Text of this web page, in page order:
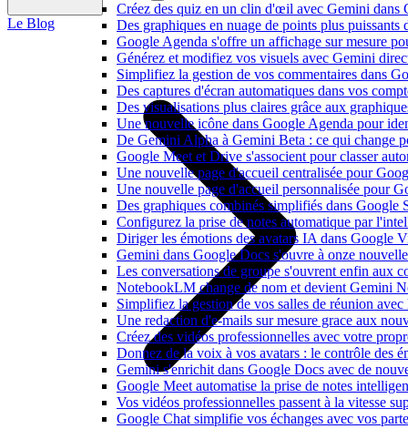
Créez des quiz en un clin d'œil avec Gemini dans
Des graphiques en nuage de points plus puissants
Google Agenda s'offre un affichage sur mesure
Générez et modifiez vos visuels avec Gemini
Simplifiez la gestion de vos commentaires dans
Des captures d'écran automatiques dans vos
Des visualisations plus claires grâce aux
Une nouvelle icône dans Google Agenda pour
De Gemini Alpha à Gemini Beta : ce qui change
Google Meet et Drive s'associent pour classer
Une nouvelle page d'accueil centralisée pour
Une nouvelle page d'accueil personnalisée pour
Des graphiques combinés simplifiés dans Google
Configurez la prise de notes automatique par
Diriger les émotions des avatars IA dans Google
Gemini dans Google Docs s'ouvre à onze
Les conversations de groupe s'ouvrent enfin aux
NotebookLM change de nom et devient Gemini
Simplifiez la gestion de vos salles de réunion
Une redaction d'e-mails sur mesure grace aux
Créez des vidéos professionnelles avec votre
Donnez de la voix à vos avatars : le contrôle des
Gemini s'enrichit dans Google Docs avec de
Google Meet automatise la prise de notes
Vos vidéos professionnelles passent à la vitesse
Google Chat simplifie vos échanges avec vos
Le Blog